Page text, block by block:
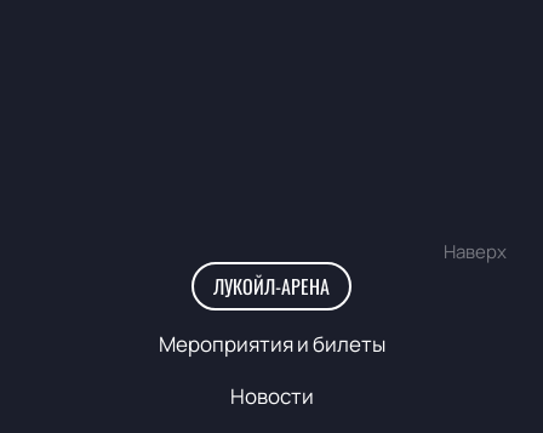
Наверх
ЛУКОЙЛ-АРЕНА
Мероприятия и билеты
Новости